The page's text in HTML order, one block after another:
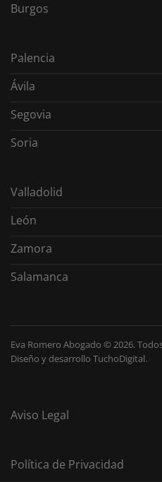
Burgos
Palencia
Ávila
Segovia
Soria
Valladolid
León
Zamora
Salamanca
Eva Romero Abogado © 2026.
Diseño y desarrollo TuchoDigital.
Aviso Legal
Política de Privacidad